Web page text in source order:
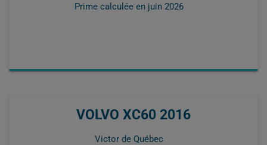
Prime calculée en juin 2026
VOLVO XC60 2016
Victor de Québec